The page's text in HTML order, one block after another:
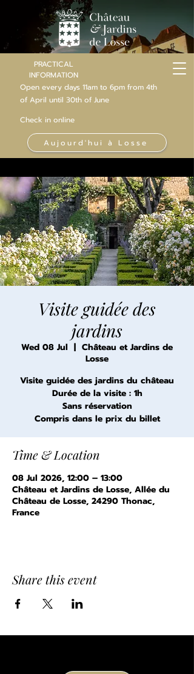
PRACTICAL
INFORMATION
Open every days 11am to 6pm from 4th
of April until 30th of June
Check in online
Aujourd'hui à Losse
Visite guidée des
jardins
Wed 08 Jul
  |
Château et Jardins de
Losse
Visite guidée des jardins du château
Durée de la visite : 1h
Sans réservation
Compris dans le prix du billet
Time & Location
08 Jul 2026, 12:00 – 13:00
Château et Jardins de Losse, Allée du
Château de Losse, 24290 Thonac,
France
Share this event